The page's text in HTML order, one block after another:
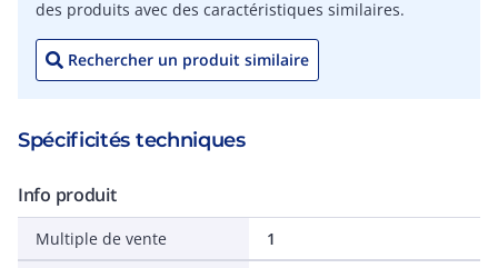
des produits avec des caractéristiques similaires.
Rechercher un produit similaire
Spécificités techniques
Info produit
Multiple de vente 1